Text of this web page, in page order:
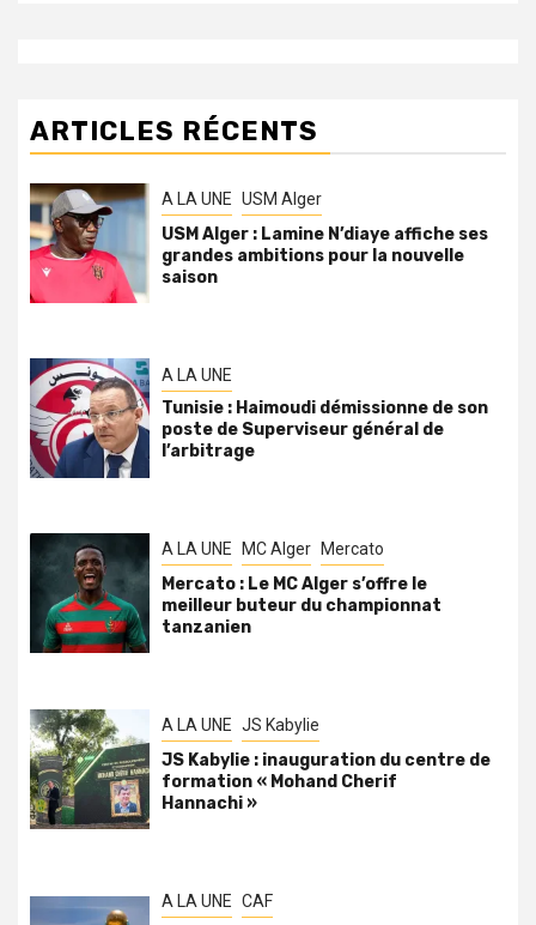
ARTICLES RÉCENTS
A LA UNE USM Alger
USM Alger : Lamine N’diaye affiche ses
grandes ambitions pour la nouvelle
saison
A LA UNE
Tunisie : Haimoudi démissionne de son
poste de Superviseur général de
l’arbitrage
A LA UNE MC Alger Mercato
Mercato : Le MC Alger s’offre le
meilleur buteur du championnat
tanzanien
A LA UNE JS Kabylie
JS Kabylie : inauguration du centre de
formation « Mohand Cherif
Hannachi »
A LA UNE CAF